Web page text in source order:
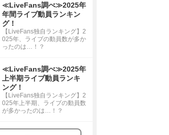
≪LiveFans調べ≫2025年
年間ライブ動員ランキン
グ！
【LiveFans独自ランキング】2
025年、ライブの動員数が多か
ったのは…！？
≪LiveFans調べ≫2025年
上半期ライブ動員ランキ
ング！
【LiveFans独自ランキング】2
025年上半期、ライブの動員数
が多かったのは…！？